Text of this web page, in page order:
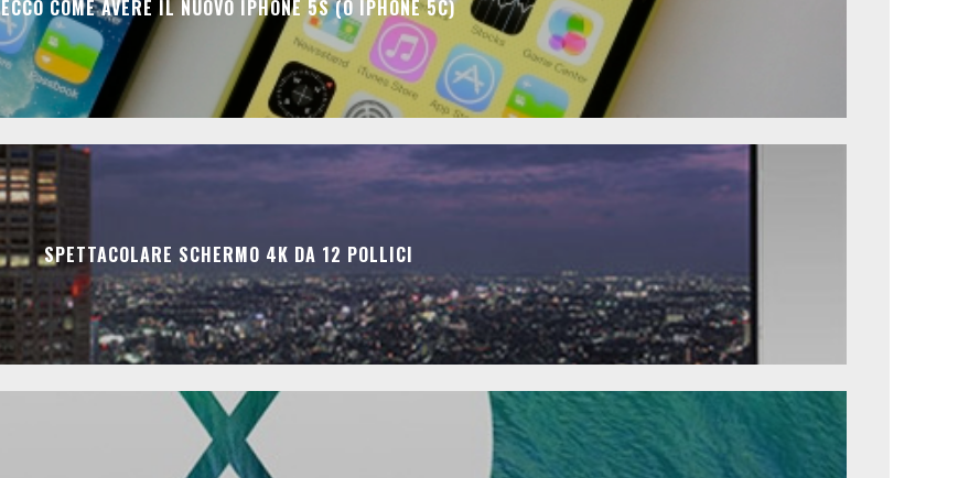
ECCO COME AVERE IL NUOVO IPHONE 5S (O IPHONE 5C)
SPETTACOLARE SCHERMO 4K DA 12 POLLICI